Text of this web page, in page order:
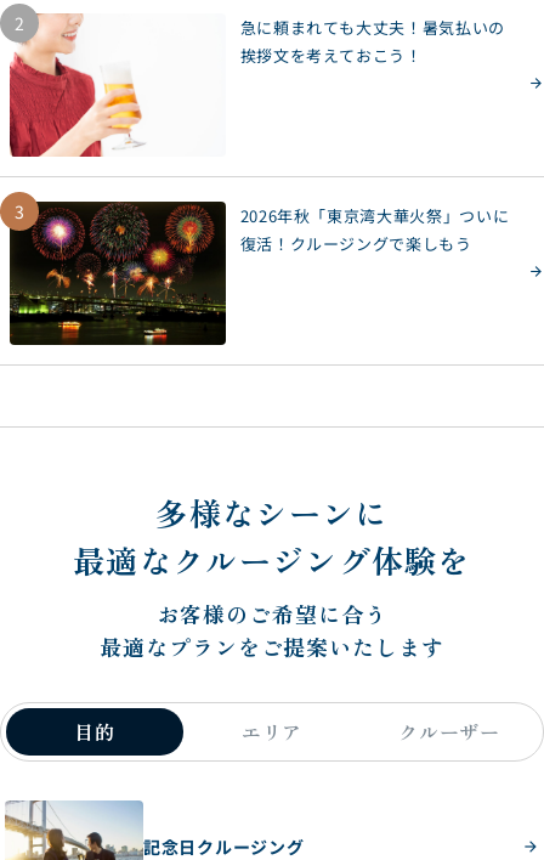
2
急に頼まれても大丈夫！暑気払いの
挨拶文を考えておこう！
3
2026年秋「東京湾大華火祭」ついに
復活！クルージングで楽しもう
多様なシーンに
最適なクルージング体験を
お客様のご希望に合う
最適なプランをご提案いたします
目的 エリア クルーザー
記念日クルージング